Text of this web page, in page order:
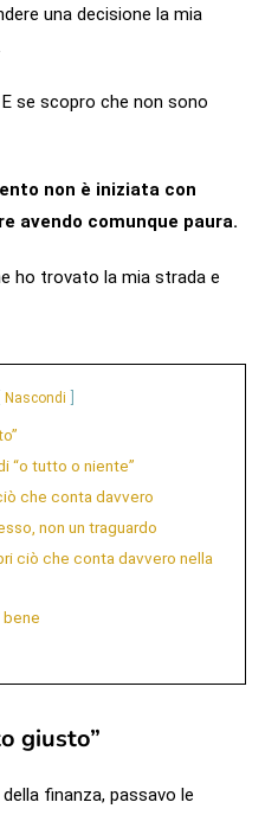
una decisione la mia
se scopro che non sono
non è iniziata con
avendo comunque paura.
ho trovato la mia strada e
Nascondi
“o tutto o niente”
che conta davvero
non un traguardo
ciò che conta davvero nella
bene
giusto”
finanza, passavo le